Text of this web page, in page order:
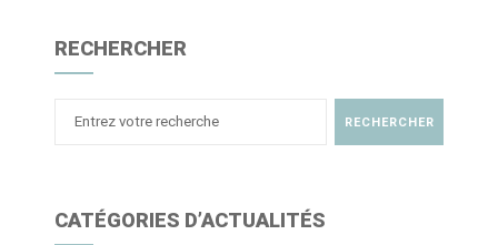
RECHERCHER
CATÉGORIES D’ACTUALITÉS